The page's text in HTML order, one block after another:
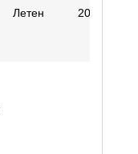
Летен 20